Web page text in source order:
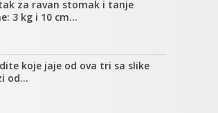
za ravan stomak i tanje
3 kg i 10 cm…
koje jaje od ova tri sa slike
od…